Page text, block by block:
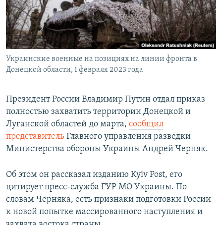
ПОБЕДИТЕЛЕЙ НЕ СУДЯТ?
КРЫМ.НЕПОКОРЕННЫЙ
ELIFBE
УКРАИНСКАЯ ПРОБЛЕМА КРЫМА
ПРИСОЕДИНЯЙТЕСЬ!
Все сайты RFE/RL
Украинские военные на позициях на линии фронта в
Донецкой области, 1 февраля 2023 года
Президент России Владимир Путин отдал приказ
полностью захватить территории Донецкой и
Луганской областей до марта, сообщил
представитель Главного управления разведки
Министерства обороны Украины Андрей Черняк.
Об этом он рассказал изданию Kyiv Post, его
цитирует пресс-служба ГУР МО Украины. По
словам Черняка, есть признаки подготовки России
к новой попытке массированного наступления и